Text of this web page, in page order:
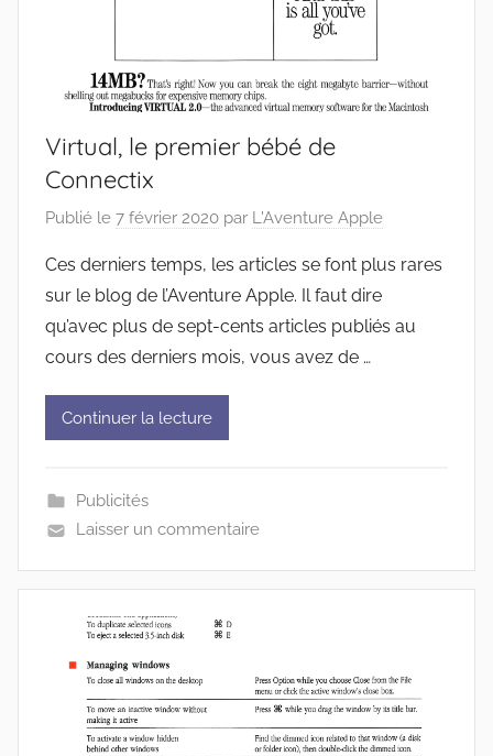
Virtual, le premier bébé de
Connectix
Publié le 7 février 2020 par L'Aventure Apple
Ces derniers temps, les articles se font plus rares
sur le blog de l’Aventure Apple. Il faut dire
qu’avec plus de sept-cents articles publiés au
cours des derniers mois, vous avez de …
Continuer la lecture
Publicités
Laisser un commentaire